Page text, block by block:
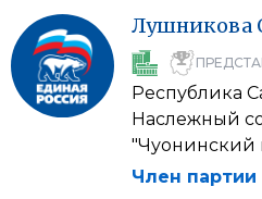
Лушникова
Республика
Наслежный
"Чуонинский
Член